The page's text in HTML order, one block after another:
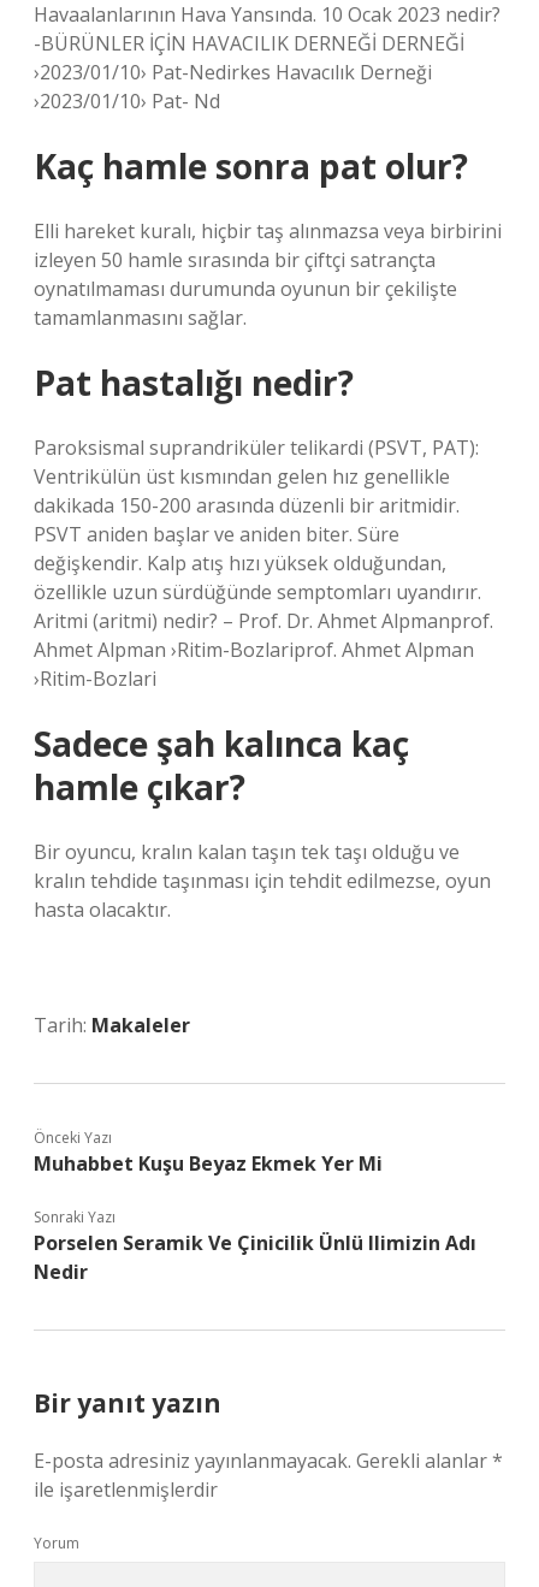
Havaalanlarının Hava Yansında. 10 Ocak 2023 nedir?
-BÜRÜNLER İÇİN HAVACILIK DERNEĞİ DERNEĞİ
›2023/01/10› Pat-Nedirkes Havacılık Derneği
›2023/01/10› Pat- Nd
Kaç hamle sonra pat olur?
Elli hareket kuralı, hiçbir taş alınmazsa veya birbirini
izleyen 50 hamle sırasında bir çiftçi satrançta
oynatılmaması durumunda oyunun bir çekilişte
tamamlanmasını sağlar.
Pat hastalığı nedir?
Paroksismal suprandriküler telikardi (PSVT, PAT):
Ventrikülün üst kısmından gelen hız genellikle
dakikada 150-200 arasında düzenli bir aritmidir.
PSVT aniden başlar ve aniden biter. Süre
değişkendir. Kalp atış hızı yüksek olduğundan,
özellikle uzun sürdüğünde semptomları uyandırır.
Aritmi (aritmi) nedir? – Prof. Dr. Ahmet Alpmanprof.
Ahmet Alpman ›Ritim-Bozlariprof. Ahmet Alpman
›Ritim-Bozlari
Sadece şah kalınca kaç
hamle çıkar?
Bir oyuncu, kralın kalan taşın tek taşı olduğu ve
kralın tehdide taşınması için tehdit edilmezse, oyun
hasta olacaktır.
Tarih: Makaleler
Önceki Yazı
Muhabbet Kuşu Beyaz Ekmek Yer Mi
Sonraki Yazı
Porselen Seramik Ve Çinicilik Ünlü Ilimizin Adı
Nedir
Bir yanıt yazın
E-posta adresiniz yayınlanmayacak. Gerekli alanlar*
ile işaretlenmişlerdir
Yorum